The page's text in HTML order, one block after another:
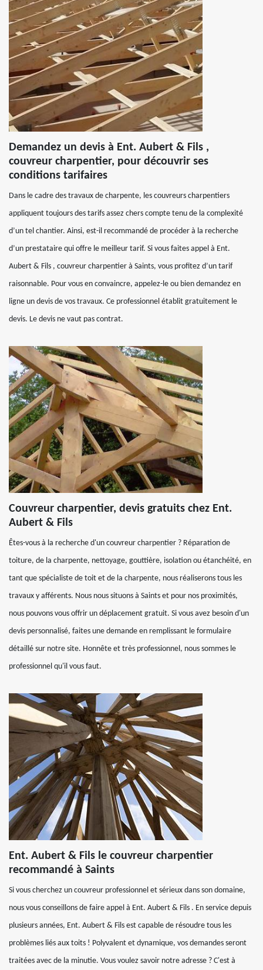
Demandez un devis à Ent. Aubert & Fils ,
couvreur charpentier, pour découvrir ses
conditions tarifaires
Dans le cadre des travaux de charpente, les couvreurs charpentiers
appliquent toujours des tarifs assez chers compte tenu de la complexité
d’un tel chantier. Ainsi, est-il recommandé de procéder à la recherche
d’un prestataire qui offre le meilleur tarif. Si vous faites appel à Ent.
Aubert & Fils , couvreur charpentier à Saints, vous profitez d’un tarif
raisonnable. Pour vous en convaincre, appelez-le ou bien demandez en
ligne un devis de vos travaux. Ce professionnel établit gratuitement le
devis. Le devis ne vaut pas contrat.
Couvreur charpentier, devis gratuits chez Ent.
Aubert & Fils
Êtes-vous à la recherche d'un couvreur charpentier ? Réparation de
toiture, de la charpente, nettoyage, gouttière, isolation ou étanchéité, en
tant que spécialiste de toit et de la charpente, nous réaliserons tous les
travaux y afférents. Nous nous situons à Saints et pour nos proximités,
nous pouvons vous offrir un déplacement gratuit. Si vous avez besoin d'un
devis personnalisé, faites une demande en remplissant le formulaire
détaillé sur notre site. Honnête et très professionnel, nous sommes le
professionnel qu'il vous faut.
Ent. Aubert & Fils le couvreur charpentier
recommandé à Saints
Si vous cherchez un couvreur professionnel et sérieux dans son domaine,
nous vous conseillons de faire appel à Ent. Aubert & Fils . En service depuis
plusieurs années, Ent. Aubert & Fils est capable de résoudre tous les
problèmes liés aux toits ! Polyvalent et dynamique, vos demandes seront
traitées avec de la minutie. Vous voulez savoir notre adresse ? C'est à